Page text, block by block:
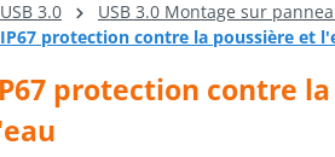
USB 3.0
USB 3.0 Montage sur
IP67 protection contre la poussière et
protection contre